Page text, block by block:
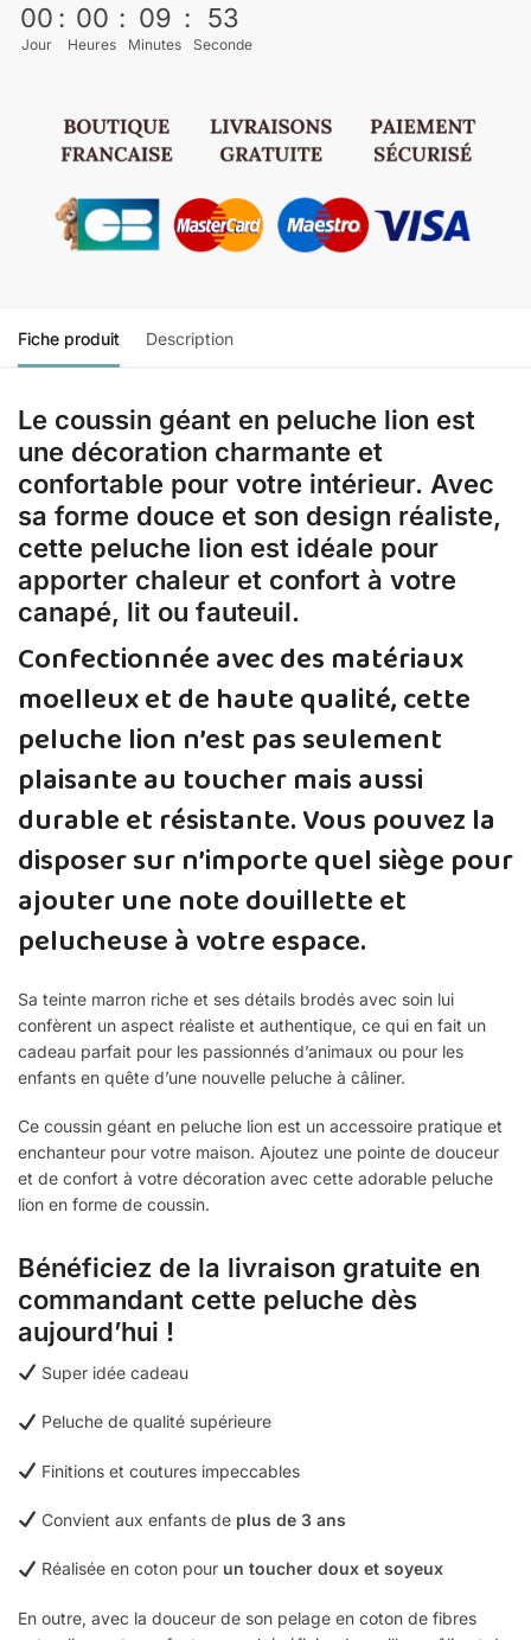
00
Jour
: 00
Heures
: 09
Minutes
: 53
Seconde
Fiche produit Description
Le coussin géant en peluche lion est
une décoration charmante et
confortable pour votre intérieur. Avec
sa forme douce et son design réaliste,
cette peluche lion est idéale pour
apporter chaleur et confort à votre
canapé, lit ou fauteuil.
Confectionnée avec des matériaux
moelleux et de haute qualité, cette
peluche lion n’est pas seulement
plaisante au toucher mais aussi
durable et résistante. Vous pouvez la
disposer sur n’importe quel siège pour
ajouter une note douillette et
pelucheuse à votre espace.
Sa teinte marron riche et ses détails brodés avec soin lui
confèrent un aspect réaliste et authentique, ce qui en fait un
cadeau parfait pour les passionnés d’animaux ou pour les
enfants en quête d’une nouvelle peluche à câliner.
Ce coussin géant en peluche lion est un accessoire pratique et
enchanteur pour votre maison. Ajoutez une pointe de douceur
et de confort à votre décoration avec cette adorable peluche
lion en forme de coussin.
Bénéficiez de la livraison gratuite en
commandant cette peluche dès
aujourd’hui !
Super idée cadeau
Peluche de qualité supérieure
Finitions et coutures impeccables
Convient aux enfants de plus de 3 ans
Réalisée en coton pour un toucher doux et soyeux
En outre, avec la douceur de son pelage en coton de fibres